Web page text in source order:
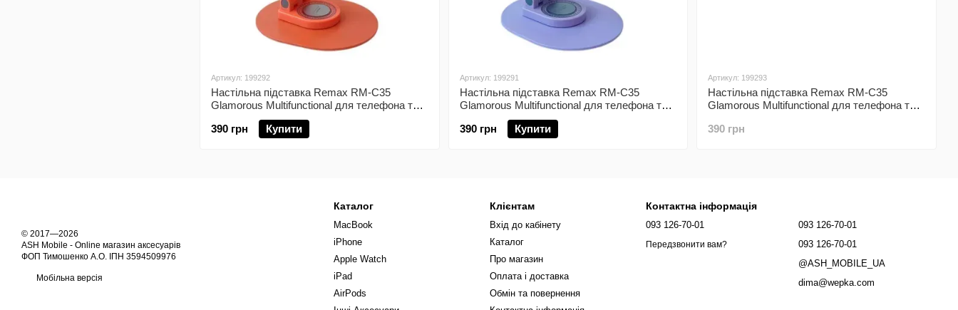
Артикул: 199292
Настільна підставка Remax RM-C35
Glamorous Multifunctional для телефона та
планшета Orange
390 грн
Купити
Артикул: 199291
Настільна підставка Remax RM-C35
Glamorous Multifunctional для телефона та
планшета Purple
390 грн
Купити
Артикул: 199293
Настільна підставка Remax RM-C35
Glamorous Multifunctional для телефона та
390 грн
© 2017—2026
ASH Mobile - Online магазин аксесуарів
ФОП Тимошенко А.О. ІПН 3594509976
Мобільна версія
Каталог
MacBook
iPhone
Apple Watch
iPad
AirPods
Клієнтам
Вхід до кабінету
Каталог
Про магазин
Оплата і доставка
Обмін та повернення
Контактна інформація
093 126-70-01
Передзвонити вам?
093 126-70-01
093 126-70-01
@ASH_MOBILE_UA
dima@wepka.com